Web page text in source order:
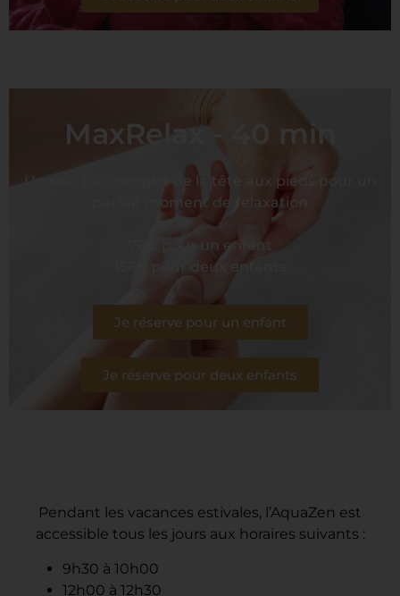
MaxRelax - 40 min
Un soin Bio complet de la tête aux pieds pour un
parfait moment de relaxation
78€ pour un enfant
156€ pour deux enfants
Je réserve pour un enfant
Je réserve pour deux enfants
Pendant les vacances estivales, l’AquaZen est
accessible tous les jours aux horaires suivants :
9h30 à 10h00
12h00 à 12h30